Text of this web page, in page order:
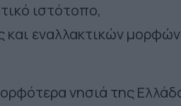
ιστότοπο,
και εναλλακτικών μορφών
νησιά της